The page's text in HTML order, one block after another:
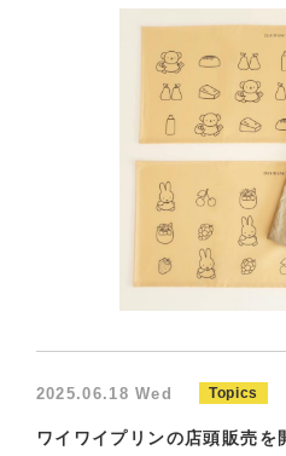
2025.06.18 Wed Topics
ワイワイプリンの店頭販売を